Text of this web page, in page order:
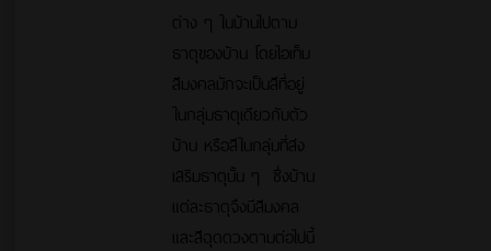
ต่าง ๆ ในบ้านไปตาม
ธาตุของบ้าน โดยไอเท็ม
สีมงคลมักจะเป็นสีที่อยู่
ในกลุ่มธาตุเดียวกับตัว
บ้าน หรือสีในกลุ่มที่ส่ง
เสริมธาตุนั้น ๆ ซึ่งบ้าน
แต่ละธาตุจึงมีสีมงคล
และสีฉุดดวงตามต่อไปนี้